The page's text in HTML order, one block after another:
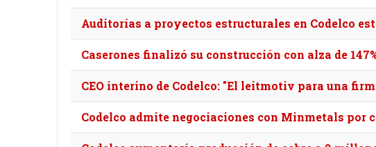
Auditorías a proyectos estructurales en Codelco
Caserones finalizó su construcción con alza de
CEO interino de Codelco: "El leitmotiv para una
Codelco admite negociaciones con Minmetals por